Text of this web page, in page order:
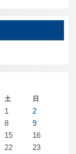
土 日
1
2
8
9
15
16
22
23